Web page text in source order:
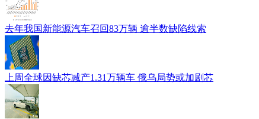
去年我国新能源汽车召回83万辆 逾半数缺陷线索
上周全球因缺芯减产1.31万辆车 俄乌局势或加剧芯